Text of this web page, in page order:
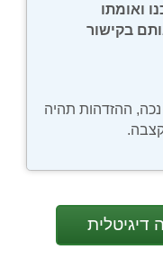
ואומתו
בקישור
ההזדהות תהיה